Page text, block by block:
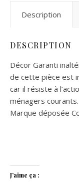
Description
DESCRIPTION
Décor Garanti
de cette pièce est
car il résiste à
ménagers courants.
Marque déposée
J’aime ça :